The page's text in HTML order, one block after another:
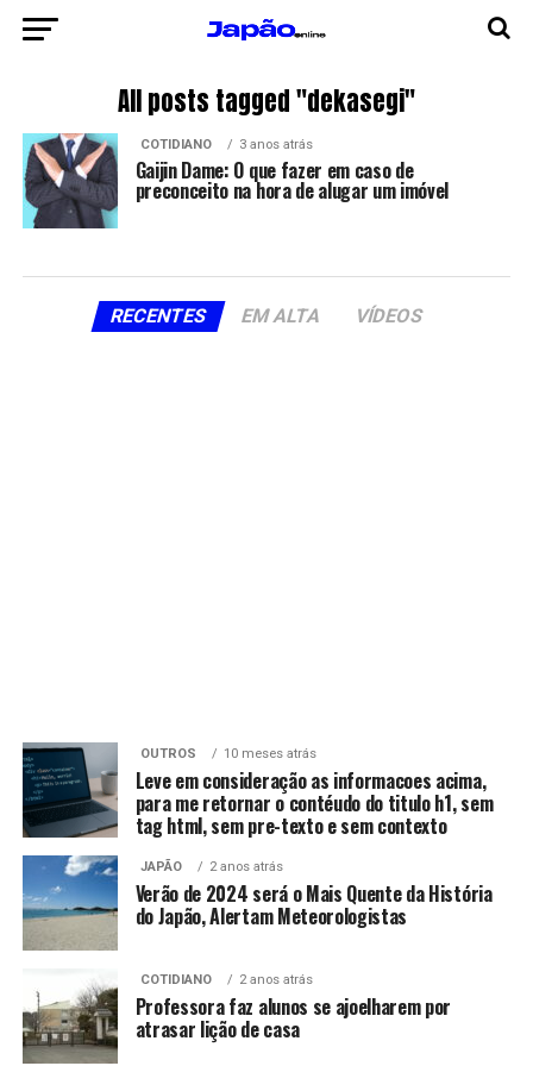
All posts tagged "dekasegi"
COTIDIANO 3 anos atrás
Gaijin Dame: O que fazer em caso de
preconceito na hora de alugar um imóvel
RECENTES EM ALTA VÍDEOS
OUTROS 10 meses atrás
Leve em consideração as informacoes acima,
para me retornar o contéudo do titulo h1, sem
tag html, sem pre-texto e sem contexto
JAPÃO 2 anos atrás
Verão de 2024 será o Mais Quente da História
do Japão, Alertam Meteorologistas
COTIDIANO 2 anos atrás
Professora faz alunos se ajoelharem por
atrasar lição de casa